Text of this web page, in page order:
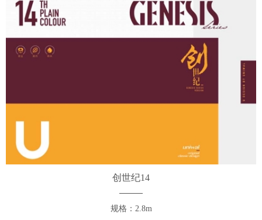
创世纪14
规格：2.8m